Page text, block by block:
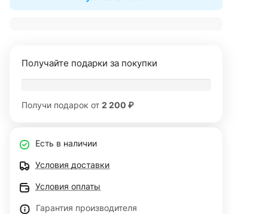
Получайте подарки за покупки
Получи подарок от 2 200 ₽
Есть в наличии
Условия доставки
Условия оплаты
Гарантия производителя